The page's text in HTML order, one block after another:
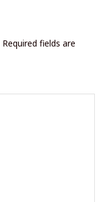
Required fields are